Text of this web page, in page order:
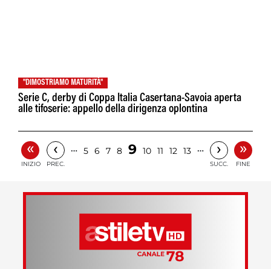
"DIMOSTRIAMO MATURITÀ"
Serie C, derby di Coppa Italia Casertana-Savoia aperta
alle tifoserie: appello della dirigenza oplontina
«
INIZIO
‹
PREC.
… 5 6 7 8 9 10 11 12 13 … ›
SUCC.
»
FINE